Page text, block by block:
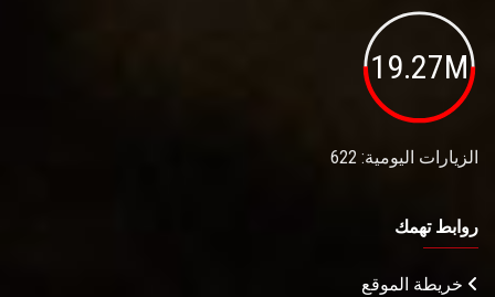
19.27M
الزيارات اليومية: 622
روابط تهمك
خريطة الموقع